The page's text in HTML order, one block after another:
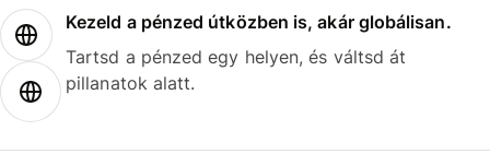
Kezeld a pénzed útközben is, akár globálisan.
Tartsd a pénzed egy helyen, és váltsd át
pillanatok alatt.